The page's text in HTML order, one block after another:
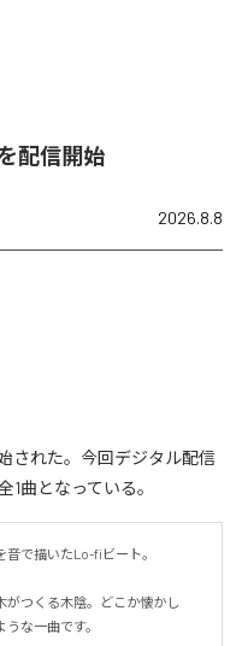
配信開始
2026.8.8
始された。今回デジタル配信
1曲となっている。
で描いたLo-fiビート。
がつくる木陰。どこか懐かし
な一曲です。